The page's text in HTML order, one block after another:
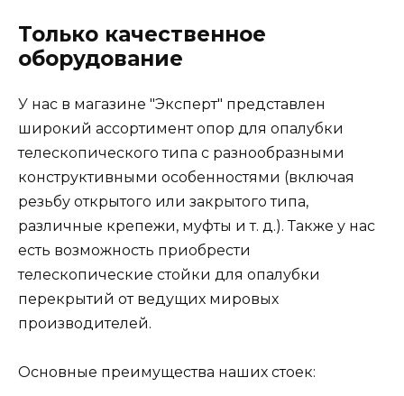
Только качественное
оборудование
У нас в магазине "Эксперт" представлен
широкий ассортимент опор для опалубки
телескопического типа с разнообразными
конструктивными особенностями (включая
резьбу открытого или закрытого типа,
различные крепежи, муфты и т. д.). Также у нас
есть возможность приобрести
телескопические стойки для опалубки
перекрытий от ведущих мировых
производителей.
Основные преимущества наших стоек: